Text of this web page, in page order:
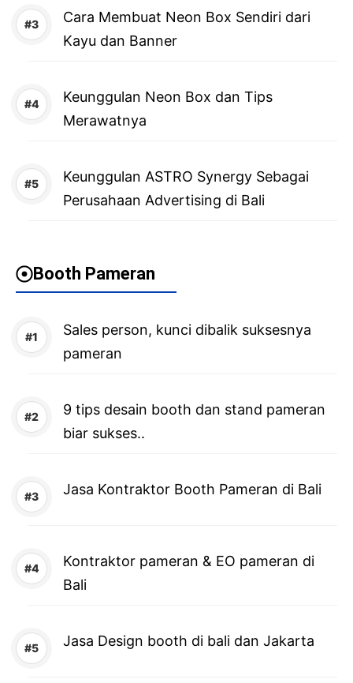
Cara Membuat Neon Box Sendiri dari
Kayu dan Banner
Keunggulan Neon Box dan Tips
Merawatnya
Keunggulan ASTRO Synergy Sebagai
Perusahaan Advertising di Bali
Booth Pameran
Sales person, kunci dibalik suksesnya
pameran
9 tips desain booth dan stand pameran
biar sukses..
Jasa Kontraktor Booth Pameran di Bali
Kontraktor pameran & EO pameran di
Bali
Jasa Design booth di bali dan Jakarta